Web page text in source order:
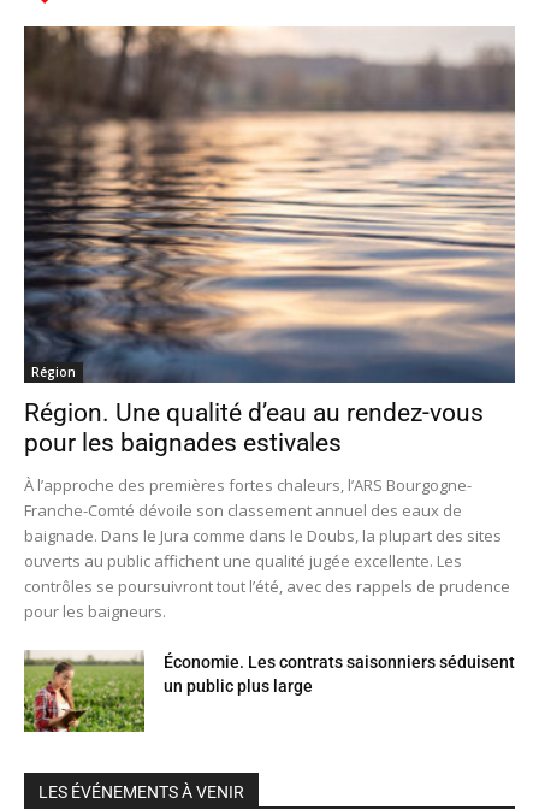
Région
Région. Une qualité d’eau au rendez-vous
pour les baignades estivales
À l’approche des premières fortes chaleurs, l’ARS Bourgogne-
Franche-Comté dévoile son classement annuel des eaux de
baignade. Dans le Jura comme dans le Doubs, la plupart des sites
ouverts au public affichent une qualité jugée excellente. Les
contrôles se poursuivront tout l’été, avec des rappels de prudence
pour les baigneurs.
Économie. Les contrats saisonniers séduisent
un public plus large
LES ÉVÉNEMENTS À VENIR